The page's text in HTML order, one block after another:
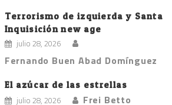
Terrorismo de izquierda y Santa
Inquisición new age
julio 28, 2026
Fernando Buen Abad Domínguez
El azúcar de las estrellas
julio 28, 2026 Frei Betto